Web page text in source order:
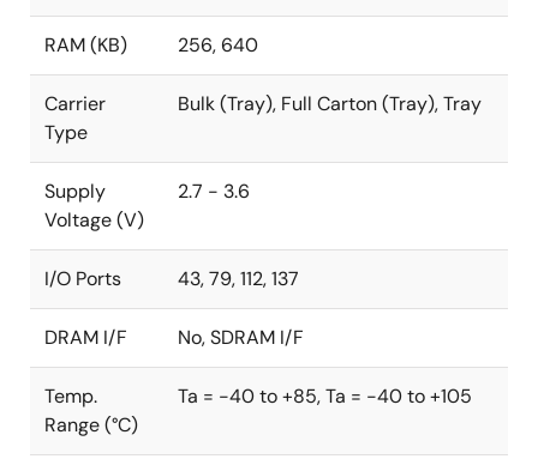
RAM (KB) 256, 640
Carrier
Type
Bulk (Tray), Full Carton (Tray), Tray
Supply
Voltage (V)
2.7 - 3.6
I/O Ports 43, 79, 112, 137
DRAM I/F No, SDRAM I/F
Temp.
Range (°C)
Ta = -40 to +85, Ta = -40 to +105